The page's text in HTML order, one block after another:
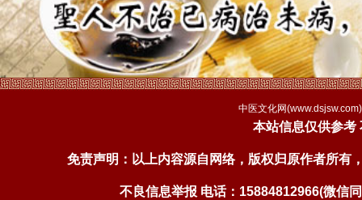
中医文化网(www.dsjsw.com
本站信息仅供参考
免责声明：以上内容源自网络，版权归原作者所有
不良信息举报 电话：15884812966(微